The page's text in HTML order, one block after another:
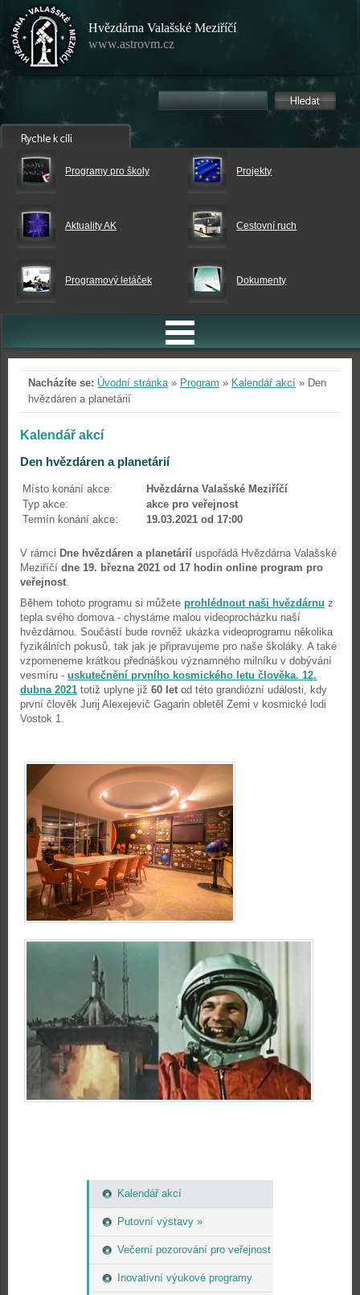
Hvězdárna Valašské Meziříčí
www.astrovm.cz
Programy pro školy Projekty
Aktuality AK Cestovní ruch
Programový letáček Dokumenty
Kalendář akcí
Putovní výstavy »
Večerní pozorování pro veřejnost
Inovativní výukové programy
Nacházíte se: Úvodní stránka» Program » Kalendář akcí » Den
hvězdáren a planetárií
Kalendář akcí
Den hvězdáren a planetárií
Místo konání akce:
Hvězdárna Valašské Meziříčí
Typ akce:
akce pro veřejnost
Termín konání akce:
19.03.2021 od 17:00
V rámci Dne hvězdáren a planetárií uspořádá Hvězdárna Valašské
Meziříčí dne 19. března 2021 od 17 hodin online program pro
veřejnost.
Během tohoto programu si můžete prohlédnout naši hvězdárnu z
tepla svého domova - chystáme malou videoprocházku naší
hvězdárnou. Součástí bude rovněž ukázka videoprogramu několika
fyzikálních pokusů, tak jak je připravujeme pro naše školáky. A také
vzpomeneme krátkou přednáškou významného milníku v dobývání
vesmíru - uskutečnění prvního kosmického letu člověka. 12.
dubna 2021 totiž uplyne již 60 let od této grandiózní události, kdy
první člověk Jurij Alexejevič Gagarin obletěl Zemi v kosmické lodi
Vostok 1.